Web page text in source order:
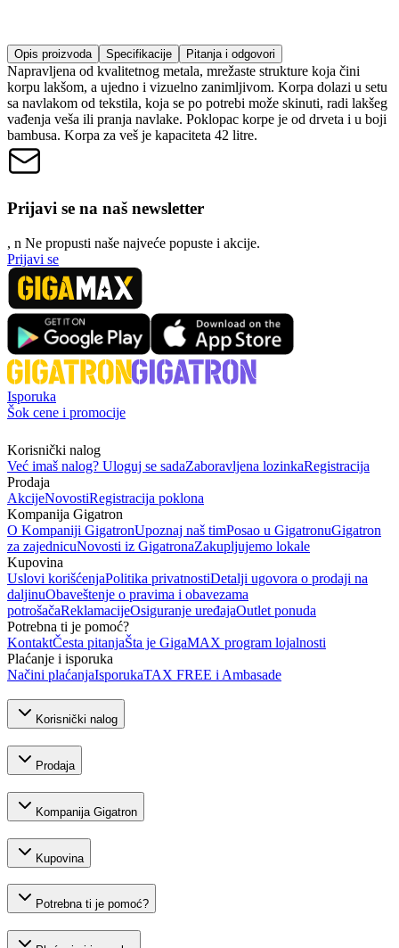
Opis proizvoda Specifikacije Pitanja i odgovori
Napravljena od kvalitetnog metala, mrežaste strukture koja čini
korpu lakšom, a ujedno i vizuelno zanimljivom. Korpa dolazi u setu
sa navlakom od tekstila, koja se po potrebi može skinuti, radi lakšeg
vađenja veša ili pranja navlake. Poklopac korpe je od drveta i u boji
bambusa. Korpa za veš je kapaciteta 42 litre.
Prijavi se na naš newsletter
, n Ne propusti naše najveće popuste i akcije.
Prijavi se
Isporuka
Šok cene i promocije
Korisnički nalog
Već imaš nalog? Uloguj se sadaZaboravljena lozinkaRegistracija
Prodaja
AkcijeNovostiRegistracija poklona
Kompanija Gigatron
O Kompaniji GigatronUpoznaj naš timPosao u GigatronuGigatron
za zajednicuNovosti iz GigatronaZakupljujemo lokale
Kupovina
Uslovi korišćenjaPolitika privatnostiDetalji ugovora o prodaji na
daljinuObaveštenje o pravima i obavezama
potrošačaReklamacijeOsiguranje uređajaOutlet ponuda
Potrebna ti je pomoć?
KontaktČesta pitanjaŠta je GigaMAX program lojalnosti
Plaćanje i isporuka
Načini plaćanjaIsporukaTAX FREE i Ambasade
Korisnički nalog
Prodaja
Kompanija Gigatron
Kupovina
Potrebna ti je pomoć?